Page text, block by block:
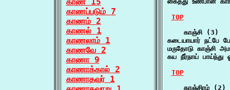
காணப்படும் 7
காணம் 2
காணல் 1
காணலாம் 1
காணவே 2
காணா 9
காணாக்கால் 2
காணாதவர் 1
TOP
    காஞ்சி (3)
கடையாயார் நட்பே
மருதோடு காஞ்சி
கய நீர்நாய்
TOP
    காஞ்சிரம் (2)